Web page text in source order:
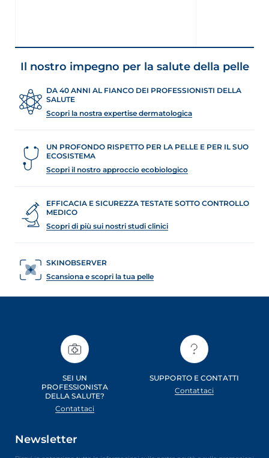
Il nostro impegno per la salute della pelle
DA 40 ANNI AL FIANCO DEI PROFESSIONISTI DELLA
SALUTE
Scopri la nostra expertise dermatologica
UN PROFONDO RISPETTO PER LA PELLE E PER IL SUO
ECOSISTEMA
Scopri il nostro approccio ecobiologico
EFFICACIA E SICUREZZA TESTATE SOTTO CONTROLLO
MEDICO
Scopri di più sui nostri studi clinici
SKINOBSERVER
Scansiona e scopri la tua pelle
SEI UN
PROFESSIONISTA
DELLA SALUTE?
Contattaci
SUPPORTO E CONTATTI
Contattaci
Newsletter